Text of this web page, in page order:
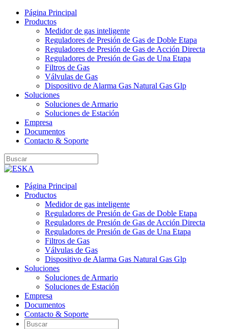
Página Principal
Productos
Medidor de gas inteligente
Reguladores de Presión de Gas de Doble Etapa
Reguladores de Presión de Gas de Acción Directa
Reguladores de Presión de Gas de Una Etapa
Filtros de Gas
Válvulas de Gas
Dispositivo de Alarma Gas Natural Gas Glp
Soluciones
Soluciones de Armario
Soluciones de Estación
Empresa
Documentos
Contacto & Soporte
Página Principal
Productos
Medidor de gas inteligente
Reguladores de Presión de Gas de Doble Etapa
Reguladores de Presión de Gas de Acción Directa
Reguladores de Presión de Gas de Una Etapa
Filtros de Gas
Válvulas de Gas
Dispositivo de Alarma Gas Natural Gas Glp
Soluciones
Soluciones de Armario
Soluciones de Estación
Empresa
Documentos
Contacto & Soporte